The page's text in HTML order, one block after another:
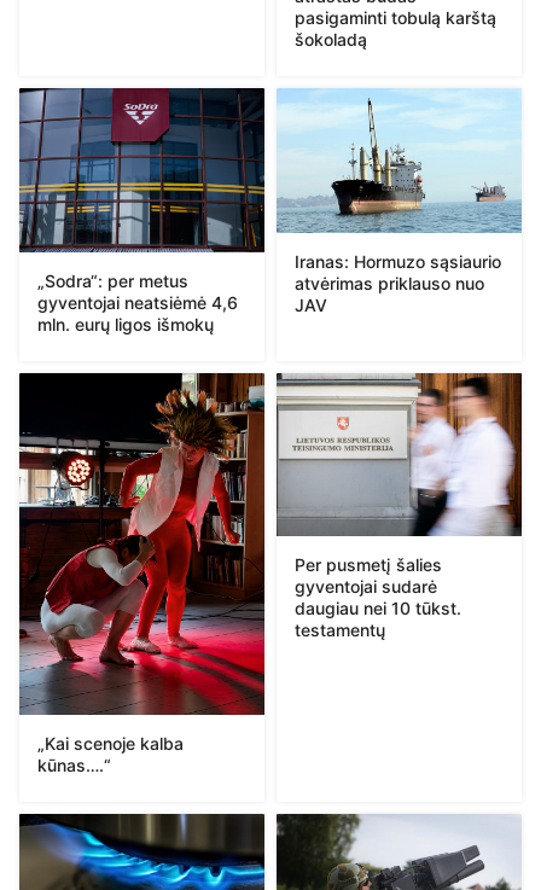
pasigaminti tobulą karštą
šokoladą
„Sodra“: per metus
gyventojai neatsiėmė 4,6
mln. eurų ligos išmokų
Iranas: Hormuzo sąsiaurio
atvėrimas priklauso nuo
JAV
„Kai scenoje kalba
kūnas….“
Per pusmetį šalies
gyventojai sudarė
daugiau nei 10 tūkst.
testamentų